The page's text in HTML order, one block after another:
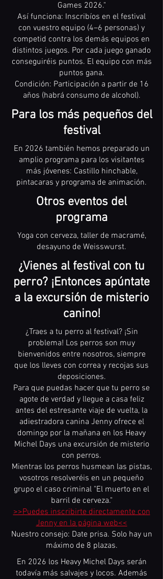
Games 2026."
Así funciona: Inscribíos en el festival
con vuestro equipo (4–6 personas) y
competid contra los demás equipos en
distintos juegos. Por cada juego ganado
conseguiréis puntos. El equipo con más
puntos gana.
Condición: Participación a partir de 16
años (habrá consumo de alcohol).
Para los más pequeños del
festival
En 2026 también hemos preparado un
amplio programa para los visitantes
más jóvenes: Castillo hinchable,
pintacaras y programa de animación.
Otros eventos del
programa
Yoga con cerveza, taller de macramé,
desayuno de Weisswurst.
¿Vienes al festival con tu
perro? ¡Entonces apúntate
a la excursión de misterio
canino!
¿Traes a tu perro al festival? ¡Sin
problema! Los perros son muy
bienvenidos entre nosotros, siempre
que los lleves con correa y recojas sus
deposiciones.
Para que puedas hacer que tu perro se
agote de verdad y llegue a casa feliz
antes del estresante viaje de vuelta, la
adiestradora canina Jenny ofrece el
domingo por la mañana en los Heavy
Michel Days una excursión de misterio
con perros.
Mientras los perros husmean las pistas,
vosotros resolveréis en un pequeño
grupo el caso criminal "El muerto en el
barril de cerveza."
>>Puedes inscribirte directamente con
Jenny en la página web<<
Nuestro consejo: Date prisa. Solo hay un
máximo de 8 plazas.
En 2026 los Heavy Michel Days serán
todavía más salvajes y locos. Además